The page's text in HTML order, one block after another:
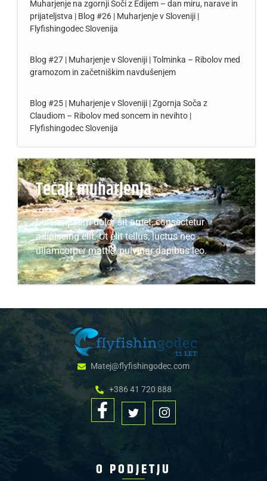
Muharjenje na zgornji Soči z Edijem – dan miru, narave in
prijateljstva | Blog #26 | Muharjenje v Sloveniji |
Flyfishingodec Slovenija
Blog #27 | Muharjenje v Sloveniji | Tolminka – Ribolov med
gramozom in začetniškim navdušenjem
Blog #25 | Muharjenje v Sloveniji | Zgornja Soča z
Claudiom – Ribolov med soncem in nevihto |
Flyfishingodec Slovenija
Tečaji muharjenja
Lorem ipsum dolor sit amet, consectetur
adipiscing elit. Ut elit tellus, luctus nec
ullamcorper mattis, pulvinar dapibus leo.
Matej@flyfishingodec.com
+386 41 720 888
O PODJETJU